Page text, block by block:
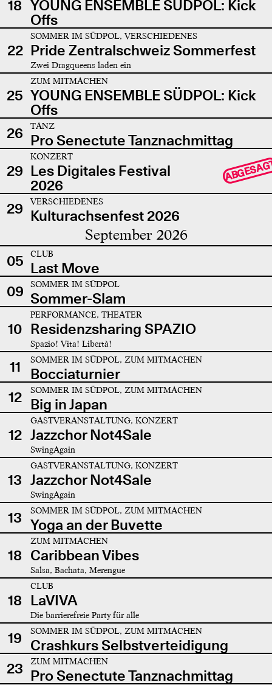
18 YOUNG ENSEMBLE SÜDPOL: Kick
Offs
22
SOMMER IM SÜDPOL, VERSCHIEDENES
Pride Zentralschweiz Sommerfest
Zwei Dragqueens laden ein
25
ZUM MITMACHEN
YOUNG ENSEMBLE SÜDPOL: Kick
Offs
26
TANZ
Pro Senectute Tanznachmittag
29
KONZERT
Les Digitales Festival
2026
29 VERSCHIEDENES
Kulturachsenfest 2026
September 2026
05 CLUB
Last Move
09
SOMMER IM SÜDPOL
Sommer-Slam
10
PERFORMANCE, THEATER
Residenzsharing SPAZIO
Spazio! Vita! Libertà!
11 SOMMER IM SÜDPOL, ZUM MITMACHEN
Bocciaturnier
12
SOMMER IM SÜDPOL, ZUM MITMACHEN
Big in Japan
12
GASTVERANSTALTUNG, KONZERT
Jazzchor Not4Sale
SwingAgain
13
GASTVERANSTALTUNG, KONZERT
Jazzchor Not4Sale
SwingAgain
13 SOMMER IM SÜDPOL, ZUM MITMACHEN
Yoga an der Buvette
18
ZUM MITMACHEN
Caribbean Vibes
Salsa, Bachata, Merengue
18
CLUB
LaVIVA
Die barrierefreie Party für alle
19 SOMMER IM SÜDPOL, ZUM MITMACHEN
Crashkurs Selbstverteidigung
23
ZUM MITMACHEN
Pro Senectute Tanznachmittag